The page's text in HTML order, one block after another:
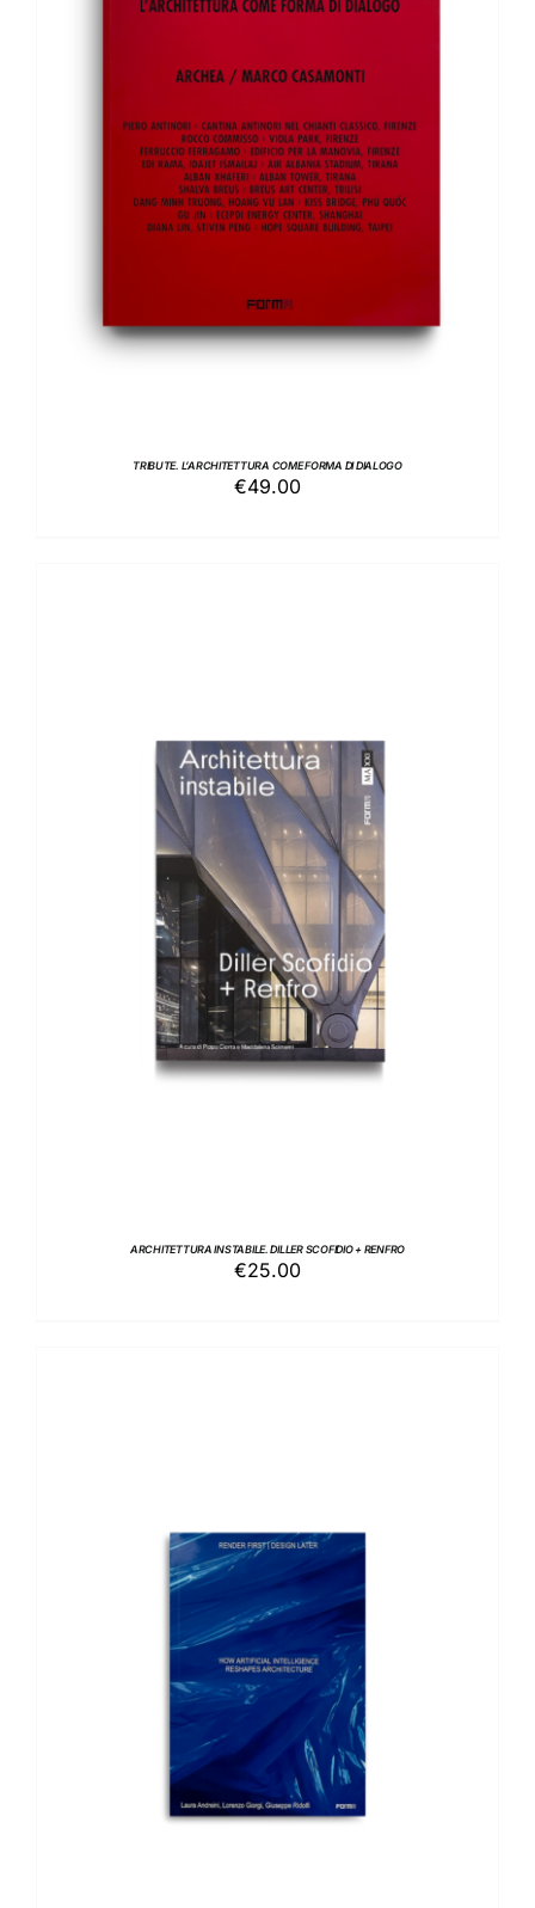
TRIBUTE. L’ARCHITETTURA COME FORMA DI DIALOGO
€49.00
AGGIUNGI AL CARRELLO / DETTAGLI
ARCHITETTURA INSTABILE. DILLER SCOFIDIO + RENFRO
€25.00
AGGIUNGI AL CARRELLO DETTAGLI